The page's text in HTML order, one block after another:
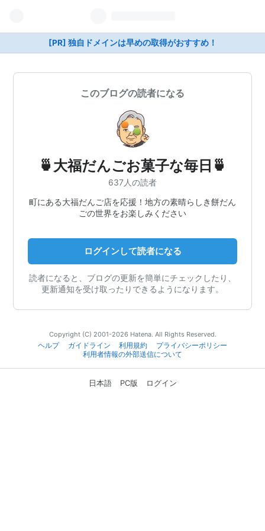
[PR] 独自ドメインは早めの取得がおすすめ！
このブログの読者になる
🍵大福だんごお菓子な毎日🍵
637人の読者
町にある大福だんご店を応援！地方の素晴らしき餅だん
ごの世界をお楽しみください
ログインして読者になる
読者になると、ブログの更新を簡単にチェックしたり、
更新通知を受け取ったりできるようになります。
Copyright (C) 2001-2026 Hatena. All Rights Reserved.
ヘルプ
ガイドライン 利用規約
プライバシーポリシー
利用者情報の外部送信について
日本語 PC版 ログイン